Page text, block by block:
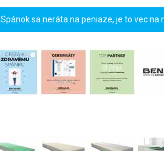
Spánok sa neráta na peniaze, je to vec na